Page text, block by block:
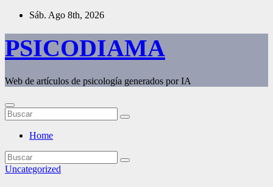
Saltar
contenido
Sáb. Ago 8th, 2026
PSICODIAMA
Web de artículos de psicología generados por IA
Home
Uncategorized